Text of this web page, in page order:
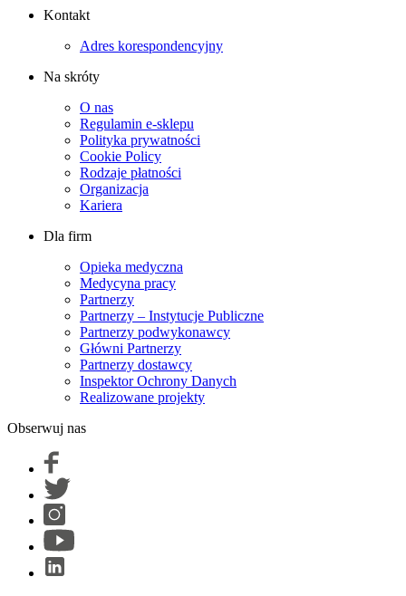
Kontakt
Adres korespondencyjny
Na skróty
O nas
Regulamin e-sklepu
Polityka prywatności
Cookie Policy
Rodzaje płatności
Organizacja
Kariera
Dla firm
Opieka medyczna
Medycyna pracy
Partnerzy
Partnerzy – Instytucje Publiczne
Partnerzy podwykonawcy
Główni Partnerzy
Partnerzy dostawcy
Inspektor Ochrony Danych
Realizowane projekty
Obserwuj nas